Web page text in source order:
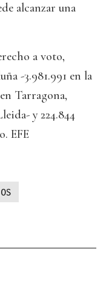
alcanzar una
a voto,
-3.981.991 en la
Tarragona,
y 224.844
EFE